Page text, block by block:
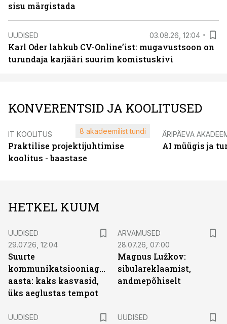
sisu märgistada
UUDISED 03.08.26, 12:04
Karl Oder lahkub CV-Online’ist: mugavustsoon on
turundaja karjääri suurim komistuskivi
KONVERENTSID JA KOOLITUSED
IT KOOLITUS
Praktilise projektijuhtimise
koolitus - baastase
8 akadeemilist tundi ÄRIPÄEVA
AI müügis ja
HETKEL KUUM
UUDISED
29.07.26, 12:04
Suurte
kommunikatsiooniagentuuride
aasta: kaks kasvasid,
üks aeglustas tempot
ARVAMUSED
28.07.26, 07:00
Magnus Lužkov:
sibulareklaamist,
andmepõhiselt
UUDISED
UUDISED